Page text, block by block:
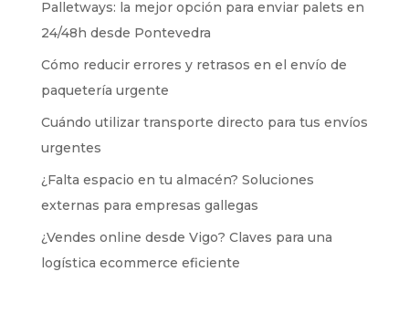
Palletways: la mejor opción para enviar palets en
24/48h desde Pontevedra
Cómo reducir errores y retrasos en el envío de
paquetería urgente
Cuándo utilizar transporte directo para tus envíos
urgentes
¿Falta espacio en tu almacén? Soluciones
externas para empresas gallegas
¿Vendes online desde Vigo? Claves para una
logística ecommerce eficiente